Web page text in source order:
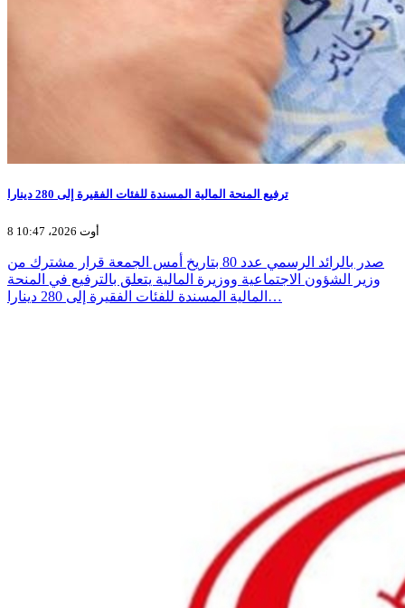
ترفيع المنحة المالية المسندة للفئات الفقيرة إلى 280 دينارا
8 أوت 2026، 10:47
صدر بالرائد الرسمي عدد 80 بتاريخ أمس الجمعة قرار مشترك من
وزير الشؤون الاجتماعية ووزيرة المالية يتعلق بالترفيع في المنحة
المالية المسندة للفئات الفقيرة إلى 280 دينارا…